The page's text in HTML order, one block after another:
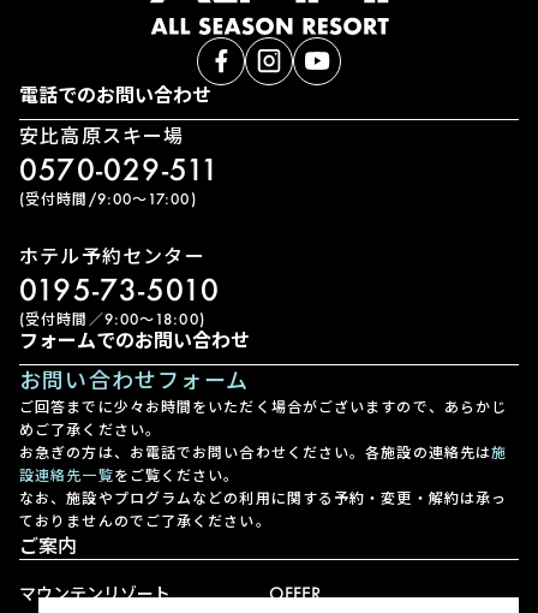
電話でのお問い合わせ
安比高原スキー場
0570-029-511
(受付時間/9:00〜17:00)
ホテル予約センター
0195-73-5010
(受付時間／9:00〜18:00)
フォームでのお問い合わせ
お問い合わせフォーム
ご回答までに少々お時間をいただく場合がございますので、あらかじ
めご了承ください。
お急ぎの方は、お電話でお問い合わせください。各施設の連絡先は施
設連絡先一覧をご覧ください。
なお、施設やプログラムなどの利用に関する予約・変更・解約は承っ
ておりませんのでご了承ください。
ご案内
マウンテンリゾート OFFER